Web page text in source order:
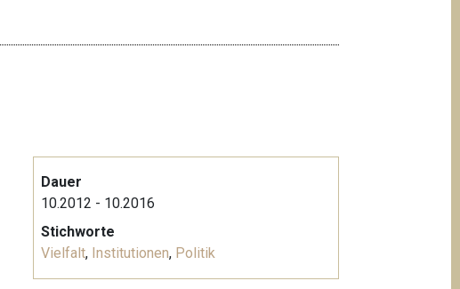
Dauer
10.2012 - 10.2016
Stichworte
Vielfalt, Institutionen, Politik